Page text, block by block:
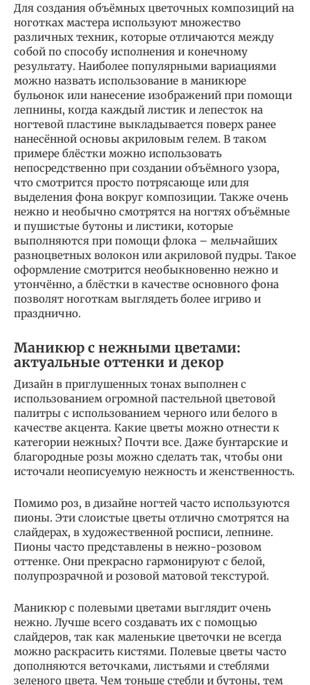
Для создания объёмных цветочных композиций на
ноготках мастера используют множество
различных техник, которые отличаются между
собой по способу исполнения и конечному
результату. Наиболее популярными вариациями
можно назвать использование в маникюре
бульонок или нанесение изображений при помощи
лепнины, когда каждый листик и лепесток на
ногтевой пластине выкладывается поверх ранее
нанесённой основы акриловым гелем. В таком
примере блёстки можно использовать
непосредственно при создании объёмного узора,
что смотрится просто потрясающе или для
выделения фона вокруг композиции. Также очень
нежно и необычно смотрятся на ногтях объёмные
и пушистые бутоны и листики, которые
выполняются при помощи флока – мельчайших
разноцветных волокон или акриловой пудры. Такое
оформление смотрится необыкновенно нежно и
утончённо, а блёстки в качестве основного фона
позволят ноготкам выглядеть более игриво и
празднично.
Маникюр с нежными цветами:
актуальные оттенки и декор
Дизайн в приглушенных тонах выполнен с
использованием огромной пастельной цветовой
палитры с использованием черного или белого в
качестве акцента. Какие цветы можно отнести к
категории нежных? Почти все. Даже бунтарские и
благородные розы можно сделать так, чтобы они
источали неописуемую нежность и женственность.
Помимо роз, в дизайне ногтей часто используются
пионы. Эти слоистые цветы отлично смотрятся на
слайдерах, в художественной росписи, лепнине.
Пионы часто представлены в нежно-розовом
оттенке. Они прекрасно гармонируют с белой,
полупрозрачной и розовой матовой текстурой.
Маникюр с полевыми цветами выглядит очень
нежно. Лучше всего создавать их с помощью
слайдеров, так как маленькие цветочки не всегда
можно раскрасить кистями. Полевые цветы часто
дополняются веточками, листьями и стеблями
зеленого цвета. Чем тоньше стебли и бутоны, тем